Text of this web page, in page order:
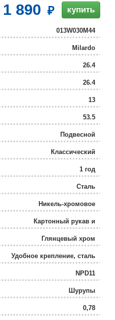
1 890 купить
013W030M44
Milardo
26.4
26.4
13
53.5
Подвесной
Классический
1 год
Сталь
Никель-хромовое
Картонный рукав и
полиэтиленовый пакет
Глянцевый хром
Удобное крепление, сталь
повышенной прочности
со стойким никель-
NPD11
Шурупы
0,78